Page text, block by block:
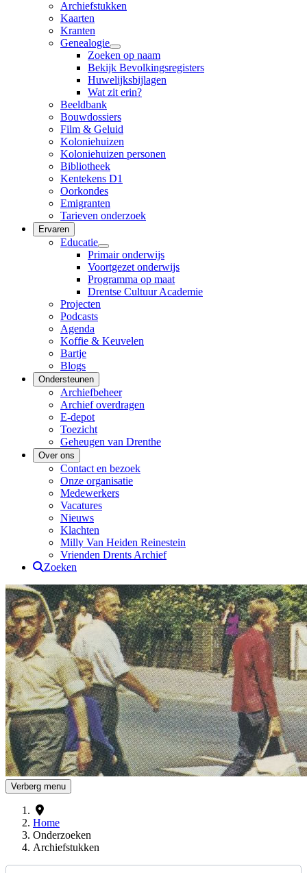
Archiefstukken
Kaarten
Kranten
Genealogie
Zoeken op naam
Bekijk Bevolkingsregisters
Huwelijksbijlagen
Wat zit erin?
Beeldbank
Bouwdossiers
Film & Geluid
Koloniehuizen
Koloniehuizen personen
Bibliotheek
Kentekens D1
Oorkondes
Emigranten
Tarieven onderzoek
Ervaren
Educatie
Primair onderwijs
Voortgezet onderwijs
Programma op maat
Drentse Cultuur Academie
Projecten
Podcasts
Agenda
Koffie & Keuvelen
Bartje
Blogs
Ondersteunen
Archiefbeheer
Archief overdragen
E-depot
Toezicht
Geheugen van Drenthe
Over ons
Contact en bezoek
Onze organisatie
Medewerkers
Vacatures
Nieuws
Klachten
Milly Van Heiden Reinestein
Vrienden Drents Archief
Zoeken
Drents Archief
Verberg menu
Home
Onderzoeken
Archiefstukken